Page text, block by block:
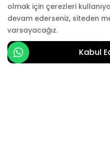
KURUMSAL
SÖZLEŞMELER
olmak için çerezleri
devam ederseniz, siteden
varsayacağız.
Kabul